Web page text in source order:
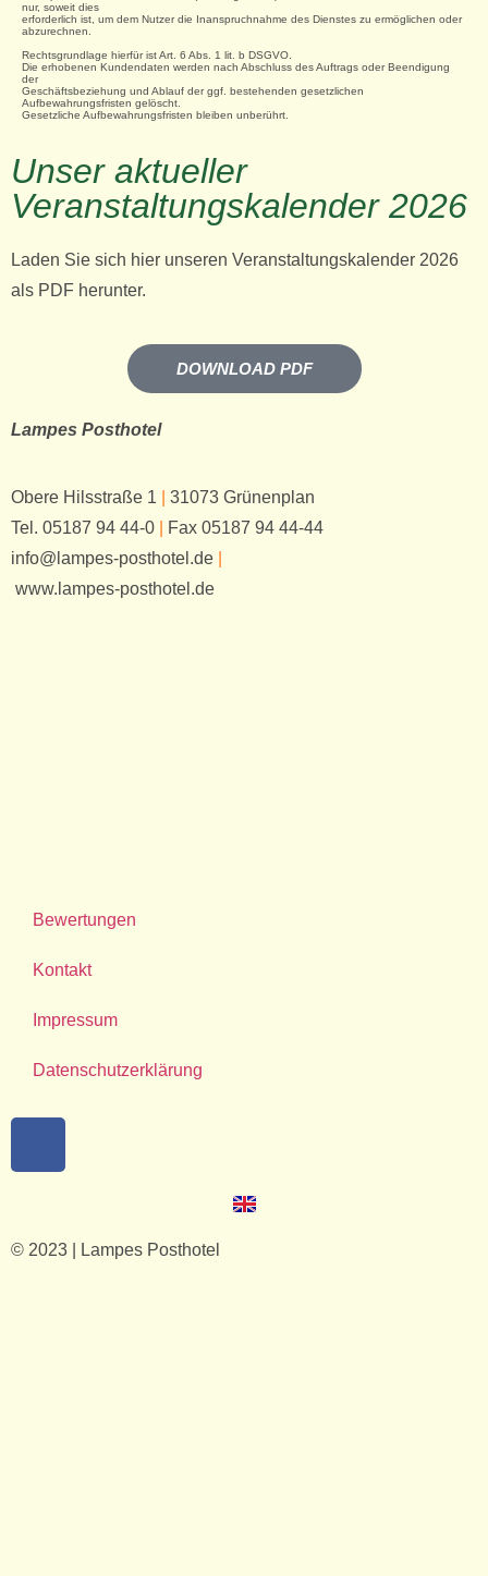
nur, soweit dies
erforderlich ist, um dem Nutzer die Inanspruchnahme des Dienstes zu ermöglichen oder
abzurechnen.
Rechtsgrundlage hierfür ist Art. 6 Abs. 1 lit. b DSGVO.
Die erhobenen Kundendaten werden nach Abschluss des Auftrags oder Beendigung
der
Geschäftsbeziehung und Ablauf der ggf. bestehenden gesetzlichen
Aufbewahrungsfristen gelöscht.
Gesetzliche Aufbewahrungsfristen bleiben unberührt.
Unser aktueller
Veranstaltungskalender 2026
Laden Sie sich hier unseren Veranstaltungskalender 2026
als PDF herunter.
DOWNLOAD PDF
Lampes Posthotel
Obere Hilsstraße 1
31073 Grünenplan
Tel. 05187 94 44-0
Fax 05187 94 44-44
info@lampes-posthotel.de
www.lampes-posthotel.de
Bewertungen
Kontakt
Impressum
Datenschutzerklärung
© 2023 | Lampes Posthotel